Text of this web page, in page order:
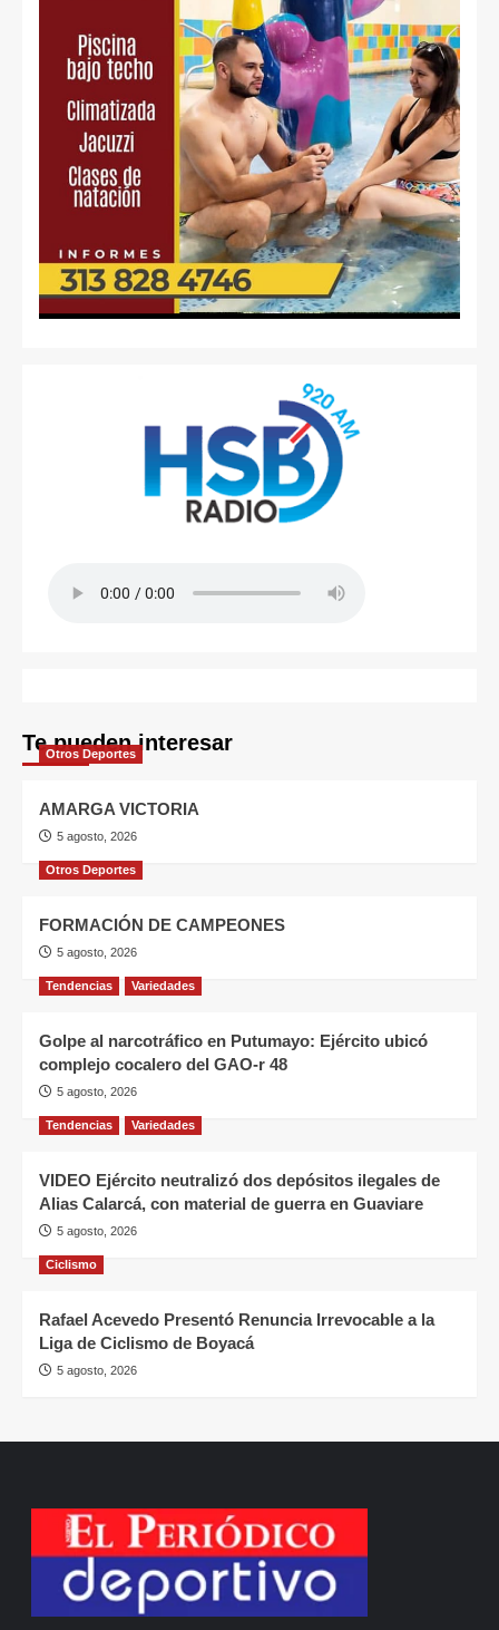
Te pueden interesar
Otros Deportes
AMARGA VICTORIA
5 agosto, 2026
Otros Deportes
FORMACIÓN DE CAMPEONES
5 agosto, 2026
Tendencias Variedades
Golpe al narcotráfico en Putumayo: Ejército ubicó
complejo cocalero del GAO-r 48
5 agosto, 2026
Tendencias Variedades
VIDEO Ejército neutralizó dos depósitos ilegales de
Alias Calarcá, con material de guerra en Guaviare
5 agosto, 2026
Ciclismo
Rafael Acevedo Presentó Renuncia Irrevocable a la
Liga de Ciclismo de Boyacá
5 agosto, 2026